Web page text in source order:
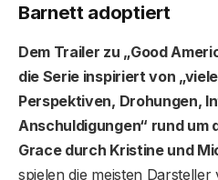
Barnett adoptiert
Dem Trailer zu „Good
die Serie inspiriert von
Perspektiven, Drohungen,
Anschuldigungen“ rund um
Grace durch Kristine und
spielen die meisten